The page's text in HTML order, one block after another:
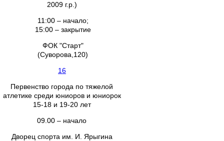
2009 г.р.)
11:00 – начало;
15:00 – закрытие
ФОК "Старт"
(Суворова,120)
16
Первенство города по тяжелой
атлетике среди юниоров и юниорок
15-18 и 19-20 лет
09.00 – начало
Дворец спорта им. И. Ярыгина